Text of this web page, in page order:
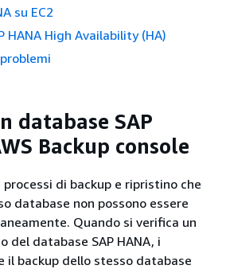
su EC2
HANA High Availability (HA)
database SAP
Backup console
di backup e ripristino che
database non possono essere
Quando si verifica un
del database SAP HANA, i
backup dello stesso database